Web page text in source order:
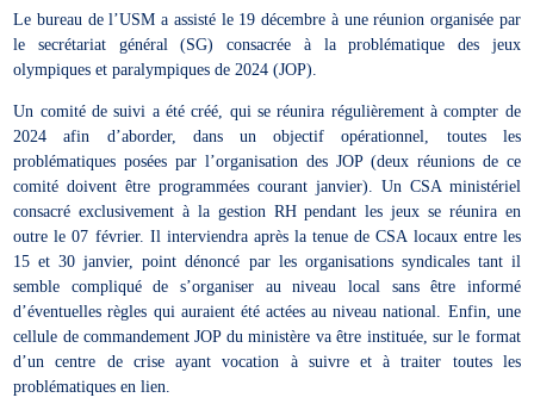
Le bureau de l’USM a assisté le 19 décembre à une réunion organisée par
le secrétariat général (SG) consacrée à la problématique des jeux
olympiques et paralympiques de 2024 (JOP).
Un comité de suivi a été créé, qui se réunira régulièrement à compter de
2024 afin d’aborder, dans un objectif opérationnel, toutes les
problématiques posées par l’organisation des JOP (deux réunions de ce
comité doivent être programmées courant janvier). Un CSA ministériel
consacré exclusivement à la gestion RH pendant les jeux se réunira en
outre le 07 février. Il interviendra après la tenue de CSA locaux entre les
15 et 30 janvier, point dénoncé par les organisations syndicales tant il
semble compliqué de s’organiser au niveau local sans être informé
d’éventuelles règles qui auraient été actées au niveau national. Enfin, une
cellule de commandement JOP du ministère va être instituée, sur le format
d’un centre de crise ayant vocation à suivre et à traiter toutes les
problématiques en lien.